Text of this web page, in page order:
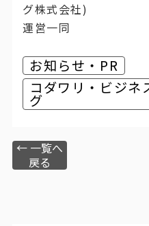
グ株式会社)
運営一同
お知らせ・PR
コダワリ・ビジネ
グ
← 一覧へ
戻る